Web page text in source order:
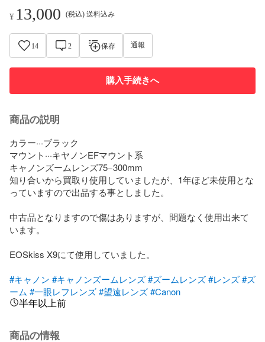
¥ 13,000 (税込) 送料込み
14 2 保存 通報
購入手続きへ
商品の説明
カラー···ブラック
マウント···キヤノンEFマウント系
キャノンズームレンズ75−300mm
知り合いから買取り使用していましたが、1年ほど未使用とな
っていますので出品する事としました。
中古品となりますので傷はありますが、問題なく使用出来て
います。
EOSkiss X9にて使用していました。
#キャノン #キャノンズームレンズ#ズームレンズ#レンズ#ズ
ーム #一眼レフレンズ#望遠レンズ#Canon
半年以上前
商品の情報